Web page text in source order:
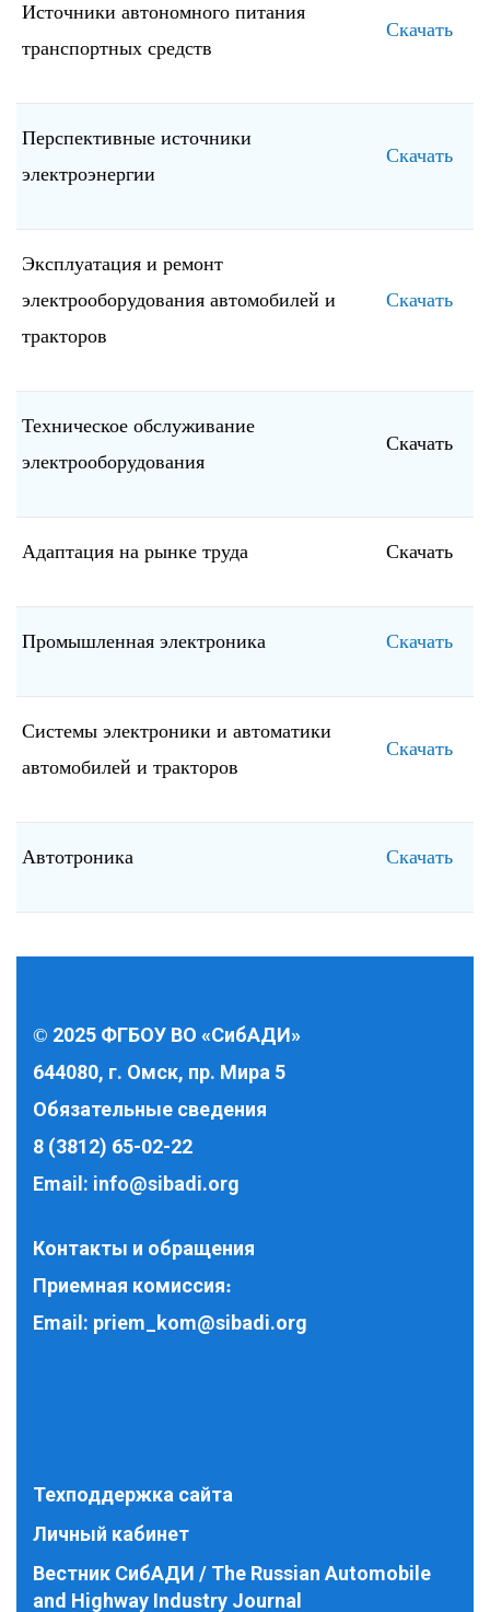
Источники автономного питания
транспортных средств
Скачать
Перспективные источники
электроэнергии
Скачать
Эксплуатация и ремонт
электрооборудования автомобилей и
тракторов
Скачать
Техническое обслуживание
электрооборудования
Скачать
Адаптация на рынке труда Скачать
Промышленная электроника Скачать
Системы электроники и автоматики
автомобилей и тракторов
Скачать
Автотроника Скачать
© 2025 ФГБОУ ВО «СибАДИ»
644080, г. Омск, пр. Мира 5
Обязательные сведения
8 (3812) 65-02-22
Email: info@sibadi.org
Контакты и обращения
Приемная комиссия:
Email: priem_kom@sibadi.org
Техподдержка сайта
Личный кабинет
Вестник СибАДИ / The Russian Automobile
and Highway Industry Journal